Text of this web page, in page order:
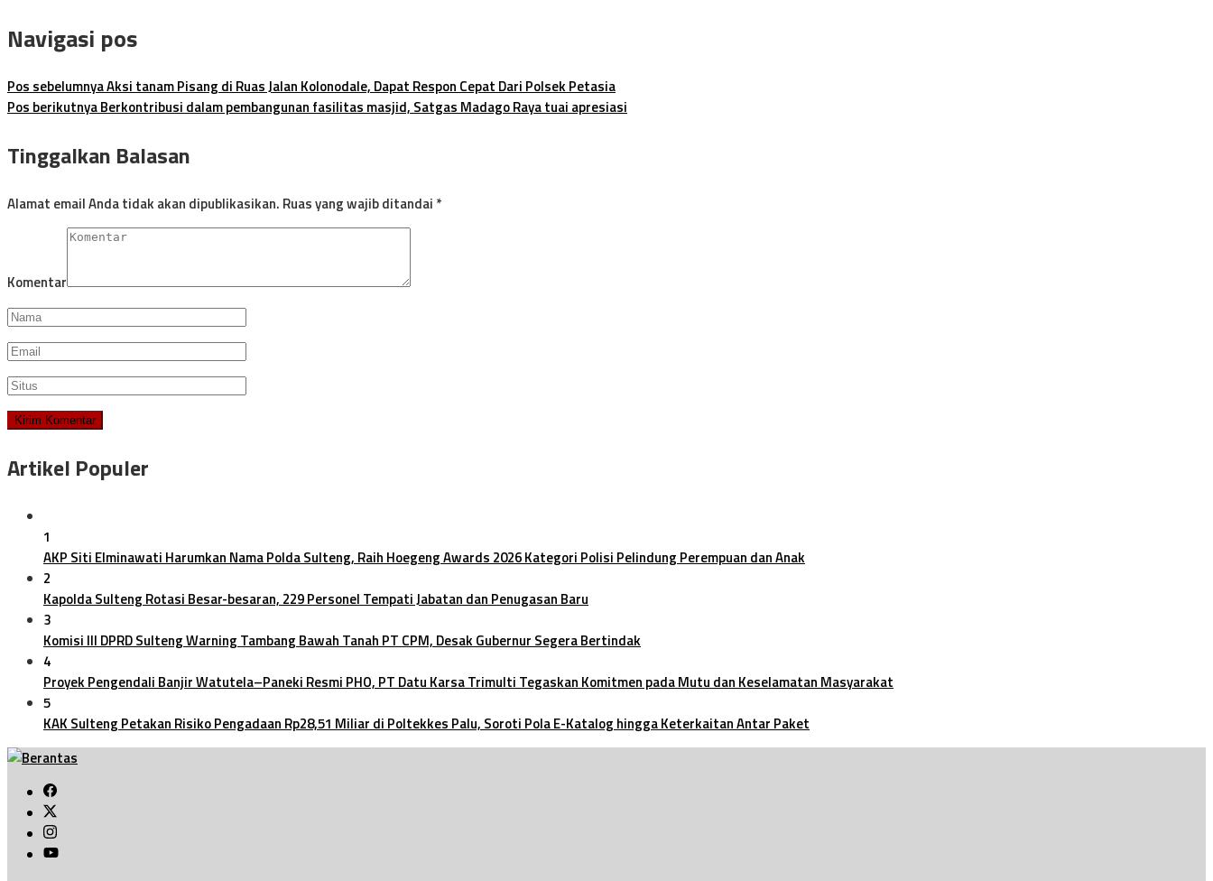
Navigasi pos
Pos sebelumnyaAksi tanam Pisang di Ruas Jalan Kolonodale, Dapat Respon Cepat Dari Polsek Petasia
Pos berikutnyaBerkontribusi dalam pembangunan fasilitas masjid, Satgas Madago Raya tuai apresiasi
Tinggalkan Balasan
Alamat email Anda tidak akan dipublikasikan. Ruas yang wajib ditandai *
Komentar
Artikel Populer
1
AKP Siti Elminawati Harumkan Nama Polda Sulteng, Raih Hoegeng Awards 2026 Kategori Polisi Pelindung Perempuan dan Anak
2
Kapolda Sulteng Rotasi Besar-besaran, 229 Personel Tempati Jabatan dan Penugasan Baru
3
Komisi III DPRD Sulteng Warning Tambang Bawah Tanah PT CPM, Desak Gubernur Segera Bertindak
4
Proyek Pengendali Banjir Watutela–Paneki Resmi PHO, PT Datu Karsa Trimulti Tegaskan Komitmen pada Mutu dan Keselamatan Masyarakat
5
KAK Sulteng Petakan Risiko Pengadaan Rp28,51 Miliar di Poltekkes Palu, Soroti Pola E-Katalog hingga Keterkaitan Antar Paket